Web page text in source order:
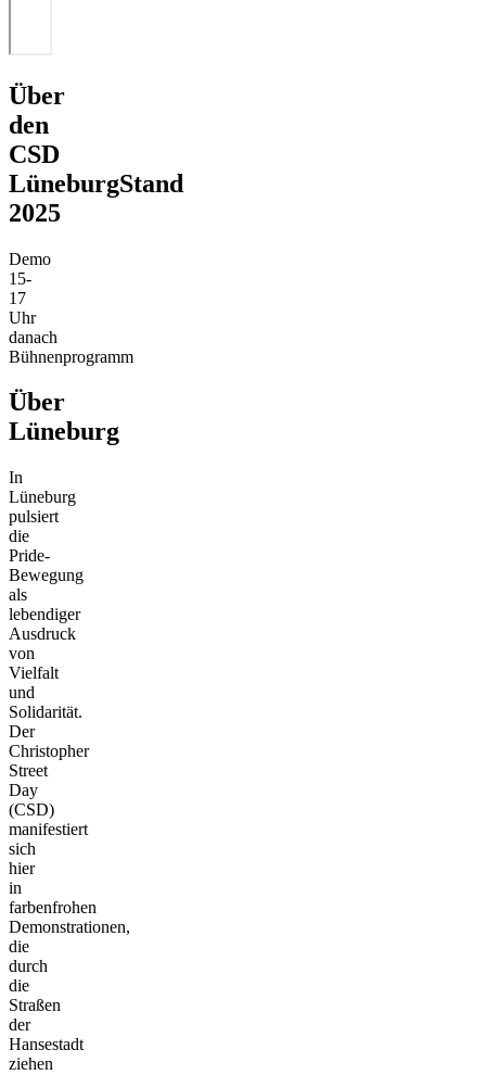
Über
den
CSD
LüneburgStand
2025
Demo
15-
17
Uhr
danach
Bühnenprogramm
Über
Lüneburg
In
Lüneburg
pulsiert
die
Pride-
Bewegung
als
lebendiger
Ausdruck
von
Vielfalt
und
Solidarität.
Der
Christopher
Street
Day
(CSD)
manifestiert
sich
hier
in
farbenfrohen
Demonstrationen,
die
durch
die
Straßen
der
Hansestadt
ziehen